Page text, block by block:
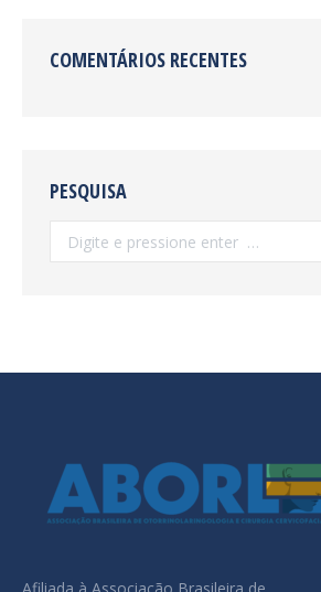
COMENTÁRIOS RECENTES
PESQUISA
Search: